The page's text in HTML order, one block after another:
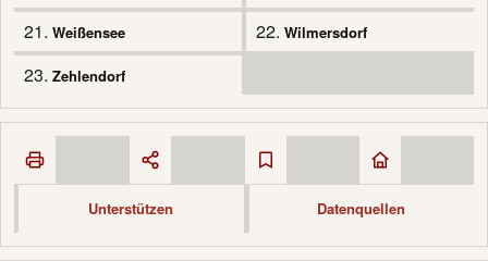
21. Weißensee 22. Wilmersdorf
23. Zehlendorf
Unterstützen Datenquellen